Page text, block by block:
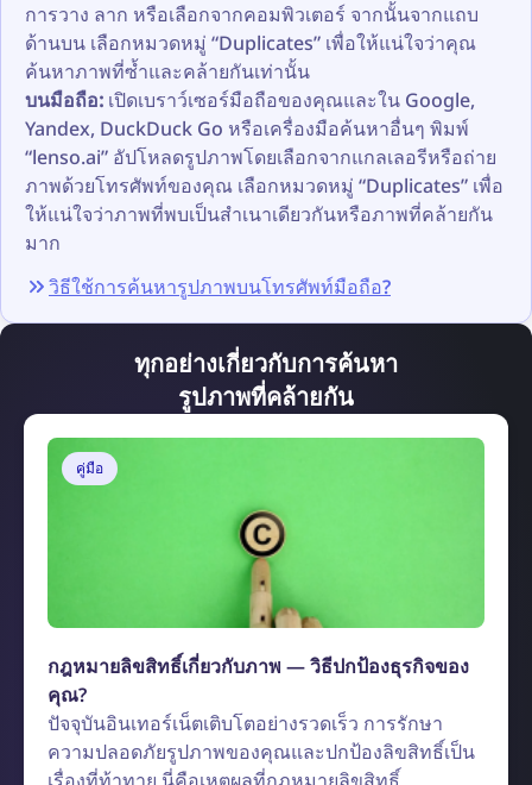
การวาง ลาก หรือเลือกจากคอมพิวเตอร์ จากนั้นจากแถบ
ด้านบน เลือกหมวดหมู่ “Duplicates” เพื่อให้แน่ใจว่าคุณ
ค้นหาภาพที่ซ้ำและคล้ายกันเท่านั้น
บนมือถือ: เปิดเบราว์เซอร์มือถือของคุณและใน Google,
Yandex, DuckDuck Go หรือเครื่องมือค้นหาอื่นๆ พิมพ์
“lenso.ai” อัปโหลดรูปภาพโดยเลือกจากแกลเลอรีหรือถ่าย
ภาพด้วยโทรศัพท์ของคุณ เลือกหมวดหมู่ “Duplicates” เพื่อ
ให้แน่ใจว่าภาพที่พบเป็นสำเนาเดียวกันหรือภาพที่คล้ายกัน
มาก
วิธีใช้การค้นหารูปภาพบนโทรศัพท์มือถือ?
ทุกอย่างเกี่ยวกับการค้นหา
รูปภาพที่คล้ายกัน
คู่มือ
กฎหมายลิขสิทธิ์เกี่ยวกับภาพ — วิธีปกป้องธุรกิจของ
คุณ?
ปัจจุบันอินเทอร์เน็ตเติบโตอย่างรวดเร็ว การรักษา
ความปลอดภัยรูปภาพของคุณและปกป้องลิขสิทธิ์เป็น